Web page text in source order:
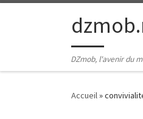
Passer au contenu
DZmob, l'avenir du
Accueil»